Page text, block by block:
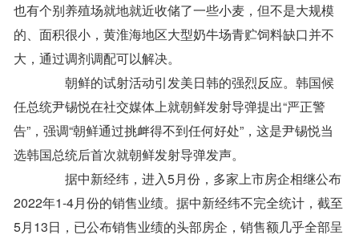
也有个别养殖场就地就近收储了一些小麦，但不是大规模
的、面积很小，黄淮海地区大型奶牛场青贮饲料缺口并不
大，通过调剂调配可以解决。
朝鲜的试射活动引发美日韩的强烈反应。 韩国候
任总统尹锡悦在社交媒体上就朝鲜发射导弹提出“严正警
告”，强调“朝鲜通过挑衅得不到任何好处”，这是尹锡悦当
选韩国总统后首次就朝鲜发射导弹发声。
据中新经纬，进入5月份，多家上市房企相继公布
2022年1-4月份的销售业绩。据中新经纬不完全统计，截至
5月13日，已公布销售业绩的头部房企，销售额几乎全部呈